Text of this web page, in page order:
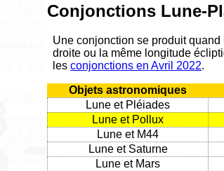
Conjonctions Lune-
Une conjonction se produit
droite ou la même longitude
lesconjonctions en Avril 2022.
Objets astronomiques
Lune et Pléiades
Lune et Pollux
Lune et M44
Lune et Saturne
Lune et Mars